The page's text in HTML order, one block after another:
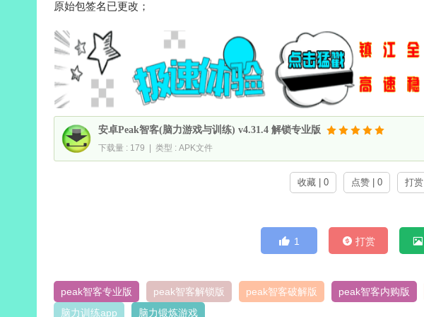
原始包签名已更改；
安卓Peak智客(脑力游戏与训练) v4.31.4 解锁专业版
下载量 : 179 | 类型 : APK文件
收藏 | 0 点赞 | 0 打赏
1 打赏
peak智客专业版 peak智客解锁版 peak智客破解版 peak智客内购版
脑力训练app
脑力锻炼游戏